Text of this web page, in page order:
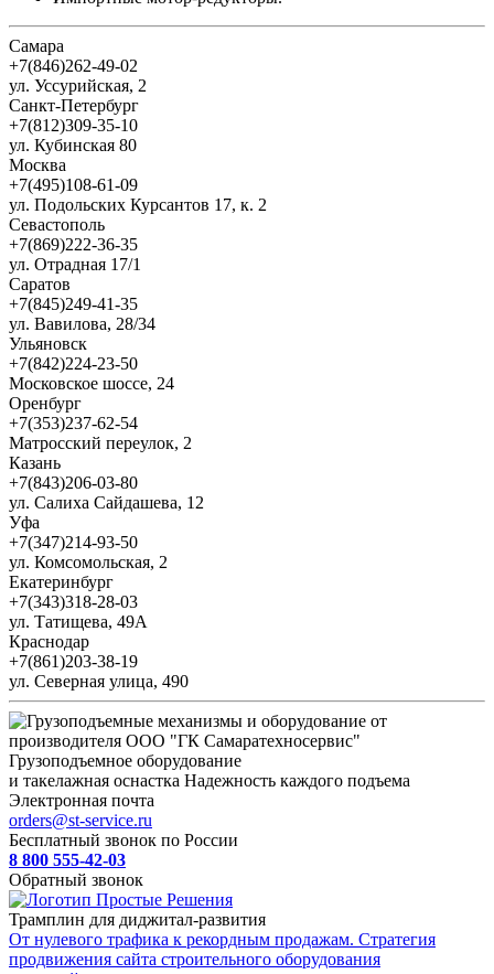
Самара
+7(846)262-49-02
ул. Уссурийская, 2
Санкт-Петербург
+7(812)309-35-10
ул. Кубинская 80
Москва
+7(495)108-61-09
ул. Подольских Курсантов 17, к. 2
Севастополь
+7(869)222-36-35
ул. Отрадная 17/1
Саратов
+7(845)249-41-35
ул. Вавилова, 28/34
Ульяновск
+7(842)224-23-50
Московское шоссе, 24
Оренбург
+7(353)237-62-54
Матросский переулок, 2
Казань
+7(843)206-03-80
ул. Салиха Сайдашева, 12
Уфа
+7(347)214-93-50
ул. Комсомольская, 2
Екатеринбург
+7(343)318-28-03
ул. Татищева, 49А
Краснодар
+7(861)203-38-19
ул. Северная улица, 490
Грузоподъемное оборудование
и такелажная оснастка Надежность каждого подъема
Электронная почта
orders@st-service.ru
Бесплатный звонок по России
8 800 555-42-03
Обратный звонок
Трамплин для диджитал-развития
От нулевого трафика к рекордным продажам. Стратегия
продвижения сайта строительного оборудования